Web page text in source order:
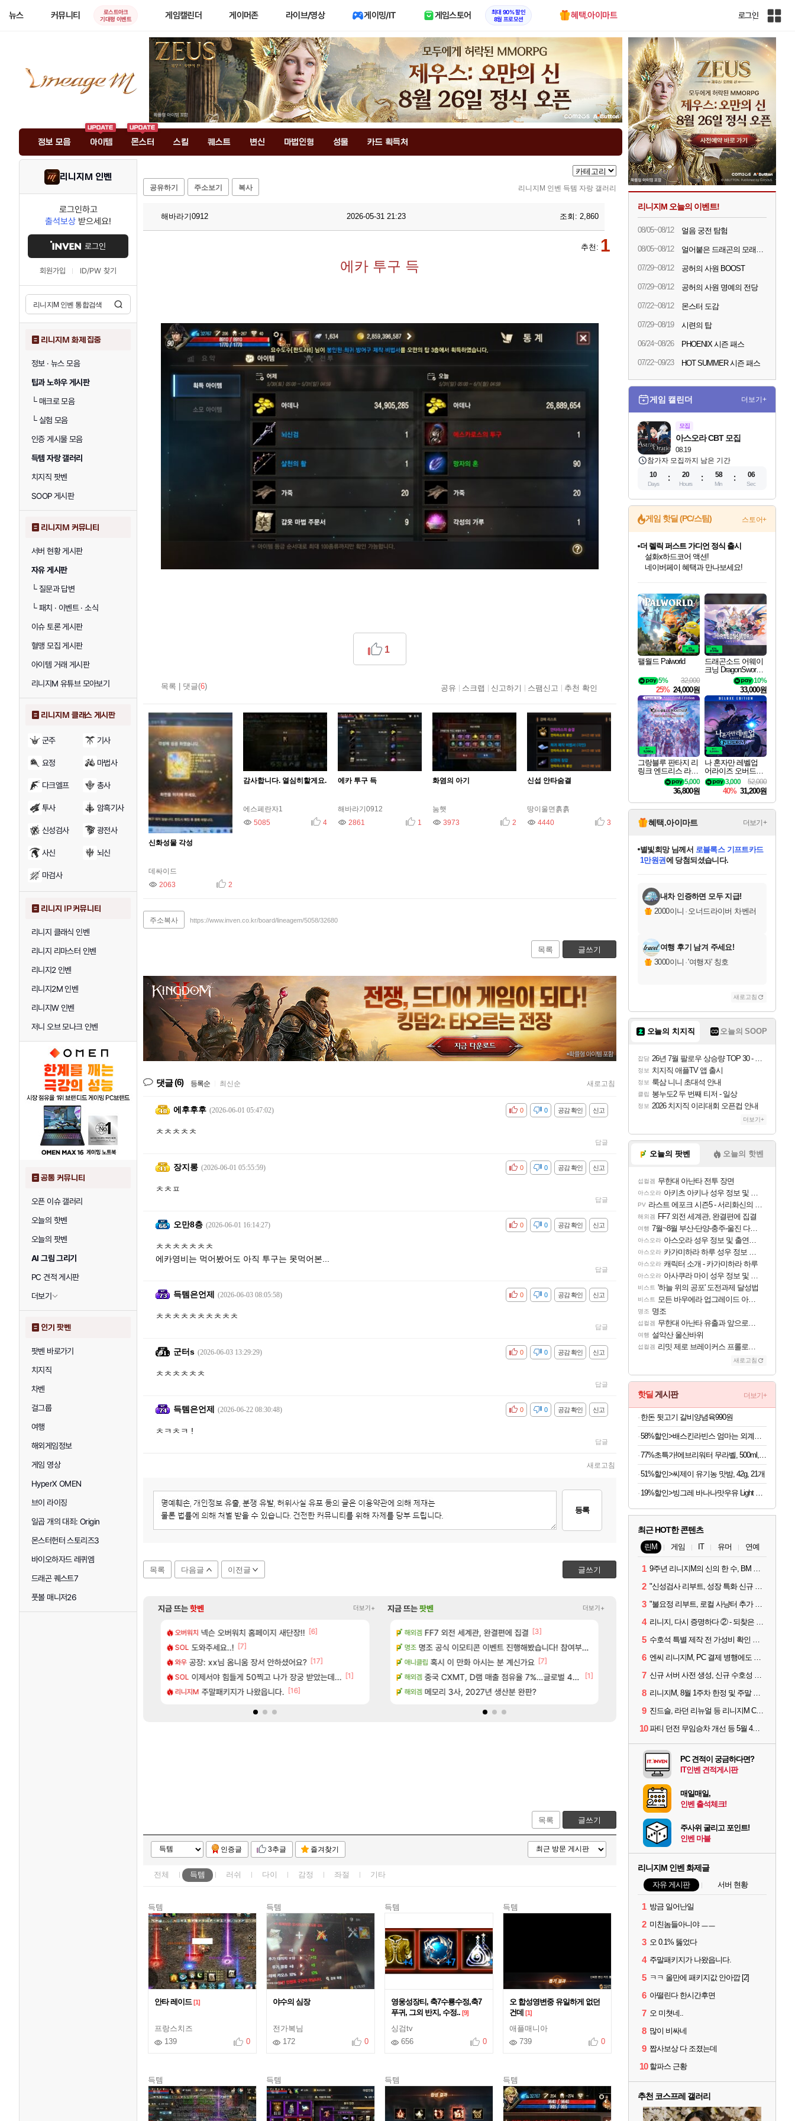
뉴스 커뮤니티
로스트아크
기대평 이벤트
게임캘린더 게이머존 라이브/영상 게이밍/IT 게임스토어
최대 90% 할인
8월 프로모션
혜택.아이마트 로그인
인
체
사
정보 모음 아이템 몬스터 스킬 퀘스트 변신 마법인형 성물 카드 획득처
리니지M 인벤
로그인하고
출석보상 받으세요!
로그인
회원가입 ID/PW 찾기
리니지M 화제 집중
정보 · 뉴스 모음
팁과 노하우 게시판
└매크로 모음
└실험 모음
인증 게시물 모음
득템 자랑 갤러리
치지직 팟벤
SOOP 게시판
리니지M 커뮤니티
서버 현황 게시판
자유 게시판
└질문과 답변
└패치 · 이벤트 · 소식
이슈 토론 게시판
혈맹 모집 게시판
아이템 거래 게시판
리니지M 유튜브 모아보기
리니지M 클래스 게시판
군주 기사
요정 마법사
다크엘프 총사
투사 암흑기사
신성검사 광전사
사신 뇌신
마검사
리니지 IP 커뮤니티
리니지 클래식 인벤
리니지 리마스터 인벤
리니지2 인벤
리니지2M 인벤
리니지W 인벤
저니 오브 모나크 인벤
공통 커뮤니티
오픈 이슈 갤러리
오늘의 핫벤
오늘의 팟벤
AI 그림 그리기
PC 견적 게시판
더보기
인기 팟벤
팟벤 바로가기
치지직
차벤
걸그룹
여행
해외게임정보
게임 영상
HyperX OMEN
브이 라이징
일곱 개의 대죄: Origin
몬스터헌터 스토리즈3
바이오하자드 레퀴엠
드래곤 퀘스트7
풋볼 매니저26
공유하기 주소보기 복사 리니지M 인벤 득템 자랑 갤러리
해바라기0912 2026-05-31 21:23 조회: 2,860
추천: 1
에카 투구 득
목록 댓글(6)
1
공유 스크랩 신고하기 스팸신고 추천 확인
신화성물 각성
데싸이드
2063 2
감사합니다. 열심히할게요.
에스페란자1
5085 4
에카 투구 득
해바라기0912
조회
2861 1
화염의 아기
눔햇
조회
3973 2
신섭 안타숨결
땅이울면흙흙
조회
4440 3
주소복사 https://www.inven.co.kr/board/lineagem/5058/32680
목록 글쓰기
댓글(6) 등록순 최신순 새로고침
에후후후 (2026-06-01 05:47:02) 신고
공감 확인
비공감 0
0
ㅊㅊㅊㅊㅊ
답글
장지롱 (2026-06-01 05:55:59) 신고
공감 확인
비공감 0
0
ㅊㅊㅍ
답글
오만8층 (2026-06-01 16:14:27) 신고
공감 확인
비공감 0
0
ㅊㅊㅊㅊㅊㅊㅊ
에카영비는 먹어봤어도 아직 투구는 못먹어본...
답글
득템은언제 (2026-06-03 08:05:58) 신고
공감 확인
비공감 0
0
ㅊㅊㅊㅊㅊㅊㅊㅊㅊㅊ
답글
군터s (2026-06-03 13:29:29) 신고
공감 확인
비공감 0
0
ㅊㅊㅊㅊㅊㅊ
답글
득템은언제 (2026-06-22 08:30:48) 신고
공감 확인
비공감 0
0
ㅊㅋㅊㅋ !
답글
새로고침
등록
목록 다음글 이전글 글쓰기
지금 뜨는핫벤 더보기+
오버워치 넥슨 오버워치 홈페이지 새단장!! [6]
SOL 도와주세요..! [7]
와우 공장: xx님 옴니움 장서 안하셨어요? [17]
SOL 이제서야 힘들게 50찍고 나가 장궁 받았는데... [1]
리니지M 주말패키지가 나왔읍니다. [16]
리니지M 아떨린다 한시간후면 [16]
검은사막 대충 연구소요약 [5]
검은사막 풍풍풍 군왕주차가 씹이득 가성비라고 ????
로아 골드 파는 게 왜 쌀숭이임? [197]
메이플 현재 나무위키 실검 1위인 김규원 [84]
[117]
파리바게트 본사에서 연락왔음 [134]
베라서버 1위길드 내 대규모 인원이탈종용 추정사건
02년생 헬스녀 레깅스핏 ㄷㄷ [16]
지금 뜨는팟벤 더보기+
비스트 모든 바우에라 업그레이드 아이템 획득 위치 공략 (89개)
아스오라 카가미하라 하루 성우 정보 및 주요 필모
GTA6 8월 28일 넷플릭스에서 예고편 공개 예정
여행 [여행_국내] 남해 독일마을 [1]
명조 [무무기획 · 새출발] 기간 한정 의뢰 이벤트
해외겜 FF7 외전 세계관, 완결편에 집결 [3]
명조 명조 공식 이모티콘 이벤트 진행해봤습니다! 참여부터 추첨까지????
애니클립 혹시 이 만화 아시는 분 계신가요 [7]
해외겜 중국 CXMT, D램 매출 점유율 7%…글로벌 4위로 부상
[1]
해외겜 메모리 3사, 2027년 생산분 완판?
모든 성소 위치 공략 (40개) - 귀환한 영혼 도전과
아스오라 아키츠 아키나 성우 정보 및 주요 필모
리밋제로 프롤로그 테스트를 마치고.. (feat. 리아)
목록 글쓰기
인증글 3추글 즐겨찾기
전체 득템 러쉬 다이 감정 좌절 기타
득템
안타 레이드[1]
프랑스치즈
139
0
득템
야수의 심장
전가복님
172
0
득템
영웅성장티, 축7수룡수정,축7
푸귀, 그외 반지, 수정.. [9]
싱검tv
656
0
득템
오 합성영변중 유일하게 없던
건데 [1]
애플매니아
739
0
득템 득템 득템 득템
리니지M 오늘의 이벤트!
08/05~08/12 얼음 궁전 탐험
08/05~08/12 얼어붙은 드래곤의 모래시계
07/29~08/12 공허의 사원 BOOST
07/29~08/12 공허의 사원 명예의 전당
07/22~08/12 몬스터 도감
07/29~08/19 시련의 탑
06/24~08/26 PHOENIX 시즌 패스
07/22~09/23 HOT SUMMER 시즌 패스
게임 캘린더 더보기+
모집
08.19
아스오라 CBT 모집
참가자 모집까지 남은 기간
10
Days
20
Hours
58
Min
05
Sec
게임 핫딜 (PC/스팀) 스토어+
최대 90% 할인가를 만나보세요!
네이버혜택과 함께 만나보세요!
50%할인&추가 적립까지!
네이버 포인트 혜택까지!
이니&베니 혜택까지!
네이버 혜택가와 함께 예약하세요!
할인&네이버혜택으로 만나보세요!
더 렐릭 퍼스트 가디언 정식 출시
설화x하드코어 액션!
네이버페이 혜택과 만나보세요!
40주년 프로모션으로 만나보세요!
할인가에 만나보세요!
일부 에디션 상시 할인!
혜택으로 예약 판매 중
편안하게 충전하세요
팰월드 Palworld
32,000
5%
25% 24,000원
드래곤소드 어웨이
크닝 DragonSword A
10%
33,000원
그랑블루 판타지 리
링크 엔드리스 라그
나로크 업그레이드
킷 Granblue Fantasy
Relink Endless Ragn
arok Upgrade Kit DL
C
5,000
36,800원
나 혼자만 레벨업
어라이즈 오버드라
이브 디럭스 에디션
Solo Leveling Arise
Overdrive Deluxe Edi
tion
52,000
3,000
40% 31,200원
혜택.아이마트 더보기+
교환.
당첨되셨습니다.
당첨되셨습니다.
당첨되셨습니다.
별빛희망님께서 로블록스 기프트카드
1만원권에 당첨되셨습니다.
당첨되셨습니다.
당첨되셨습니다.
당첨되셨습니다.
당첨되셨습니다.
에디션 (스팀코드)를 교환.
당첨되셨습니다.
내차 인증하면 모두 지급!
2000이니 · 오너드라이버 차벤러
여행 후기 남겨 주세요!
3000이니 ·'여행자' 칭호
새로고침
오늘의 치지직 오늘의 SOOP
잡담 26년 7월 팔로우 상승량 TOP 30 - 월간 치지직
정보 치지직 애플TV 앱 출시
정보 룩삼 니니 초대석 안내
클립 봉누도2 두 번째 티저 - 일상
정보 2026 치지직 이리대회 오픈컵 안내
더보기+
오늘의 팟벤 오늘의 핫벤
섭컬겜 무한대 아난타 전투 장면
아스오라 아키츠 아키나 성우 정보 및 주요 필모
PV 라스트 에포크 시즌5 - 서리화신의 분노 티저
해외겜 FF7 외전 세계관, 완결편에 집결
여행 7월~8월 부산-단양-충주-울진 다녀왔어요~
아스오라 아스오라 성우 정보 및 출연작 모음
아스오라 카가미하라 하루 성우 정보 및 주요 필모
아스오라 캐릭터 소개 - 카가미하라 하루
아스오라 아사쿠라 마이 성우 정보 및 주요 필모
비스트 '하늘 위의 공포' 도전과제 달성법
비스트 모든 바우에라 업그레이드 아이템 획득 위치 공략 (89개)
명조 명조
섭컬겜 무한대 아난타 유출과 앞으로의 예상 (루머)
여행 설악산 울산바위
섭컬겜 리밋 제로 브레이커스 프롤로그 테스트 후기 영상 업로드
새로고침
핫딜 게시판 더보기+
한돈 뒷고기 갈비양념육990원
51%할인>씨제이 유기농 맛밤, 42g, 21개
19%할인>빙그레 바나나맛우유 Light 단지우유, 240ml, 24개
최근 HOT한 콘텐츠
린M 게임 IT 유머 연예
1 9주년 리니지M의 신의 한 수, BM 장비 아데나 판매 예고
2 "신성검사 리부트, 성장 특화 신규 서버" 리니지M 3월 업데이트 예고
3 "불요정 리부트, 로컬 사냥터 추가 예정" 리니지M 9주년 업데이트 예고
4 리니지, 다시 증명하다 ② - 되찾은 모바일 왕좌
5 수호석 특별 제작 전 가성비 확인 필수! 3월 2주차 업데이트 이슈
6 엔씨 리니지M, PC 결제 병행에도 모바일 '매출 1위' 탈환
7 신규 서버 사전 생성, 신규 수호성 추가 등 3월 1주차 업데이트 이슈
8 리니지M, 8월 1주차 한정 및 주말 제작 정보
9 진드슬, 라던 리뉴얼 등 리니지M ContiNew 업데이트 핵심 요약
10 파티 던전 무임승차 개선 등 5월 4주차 업데이트 이슈
PC 견적이 궁금하다면?
IT인벤 견적게시판
매일매일,
인벤 출석체크!
주사위 굴리고 포인트!
인벤 마블
리니지M 인벤 화제글
자유 게시판 서버 현황
1 방금 일어난일
2 미친놈들아니야 ㅡㅡ
3 오 0.1% 뚫었다
4 주말패키지가 나왔읍니다.
5 ㅋㅋ 올만에 패키지값 안아깝 [2]
6 아떨린다 한시간후면
7 오 미쳣네..
8 많이 비싸네
9 짭사보상 다 조졌는데
10 할파스 근황
추천 코스프레 갤러리